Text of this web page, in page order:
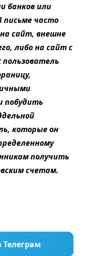
банков или
письме часто
сайт, внешне
либо на сайт с
побудить
которые он
получить
счетам.